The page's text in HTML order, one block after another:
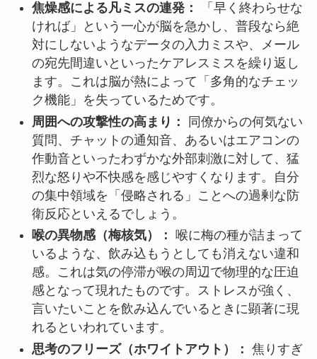
焦燥感による凡ミスの連発：
「早く終わらせな
ければ」という一心が脳を急かし、普段なら絶
対にしないようなデータの入力ミスや、メール
の宛先間違いといったケアレスミスを繰り返し
ます。これは脳が熱によって「多角的なチェッ
ク機能」を失っているためです。
周囲への攻撃性の高まり：
同僚からの何気ない
質問、チャットの通知音、あるいはエアコンの
作動音といったわずかな外部刺激に対して、猛
烈な怒りや不快感を感じやすくなります。自分
の集中領域を「侵略される」ことへの過剰な防
衛反応といえるでしょう。
喉の異物感（梅核気）： 喉に梅の種が詰まって
いるような、飲み込もうとしても消えない違和
感。これは気の停滞が喉の周辺で物理的な圧迫
感となって現れたものです。ストレスが強く、
言いたいことを飲み込んでいるときに顕著に現
れるといわれています。
思考のフリーズ（ホワイトアウト）： 焦りすぎ